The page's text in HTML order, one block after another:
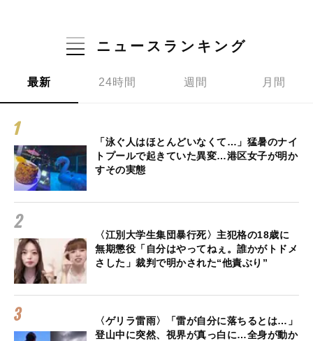
ニュースランキング
最新 24時間 週間 月間
「泳ぐ人はほとんどいなくて…」猛暑のナイ
トプールで起きていた異変…港区女子が明か
すその実態
〈江別大学生集団暴行死〉主犯格の18歳に
無期懲役「自分はやってねぇ。誰かがトドメ
さした」裁判で明かされた“他責ぶり”
〈ゲリラ雷雨〉「雷が自分に落ちるとは…」
登山中に突然、視界が真っ白に…全身が動か